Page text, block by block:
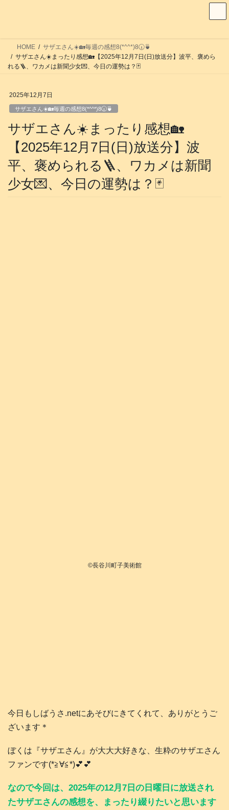
HOME
サザエさん☀️🏡毎週の感想8(*^^*)8🕡️🍵
サザエさん☀️まったり感想🏡【2025年12月7日(日)放送分】波平、褒めら
れる🪜、ワカメは新聞少女💌、今日の運勢は？🃏
2025年12月7日
サザエさん☀️🏡毎週の感想8(*^^*)8🕡️🍵
サザエさん☀️まったり感想🏡
【2025年12月7日(日)放送分】波
平、褒められる🪜、ワカメは新聞
少女💌、今日の運勢は？🃏
©長谷川町子美術館
今日もしばうさ.netにあそびにきてくれて、ありがとうご
ざいます＊
ぼくは『サザエさん』が大大大好きな、生粋のサザエさん
ファンです(*≧∀≦*)💕💕
なので今回は、2025年の12月7日の日曜日に放送され
たサザエさんの感想を、まったり綴りたいと思います